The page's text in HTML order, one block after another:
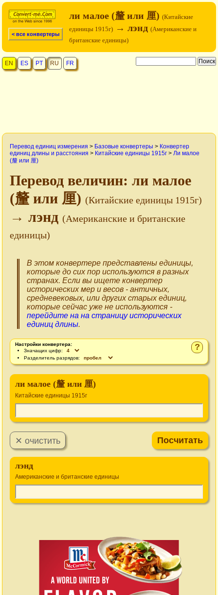
< все конвертеры
ли малое (釐 или 厘) (Китайские
единицы 1915г) → лэнд (Американские и
британские единицы)
EN ES PT RU FR
Перевод единиц измерения > Базовые конвертеры > Конвертер
единиц длины и расстояния > Китайские единицы 1915г > Ли малое
(釐 или 厘)
Перевод величин: ли малое
(釐 или 厘) (Китайские единицы 1915г)
→ лэнд (Американские и британские
единицы)
В этом конвертере представлены единицы,
которые до сих пор используются в разных
странах. Если вы ищете конвертер
исторических мер и весов - античных,
средневековых, или других старых единиц,
которые сейчас уже не используются -
перейдите на на страницу исторических
единиц длины.
?
Настройки конвертера:
Значащих цифр:
Разделитель разрядов:
ли малое (釐 или 厘)
Китайские единицы 1915г
лэнд
Американские и британские единицы